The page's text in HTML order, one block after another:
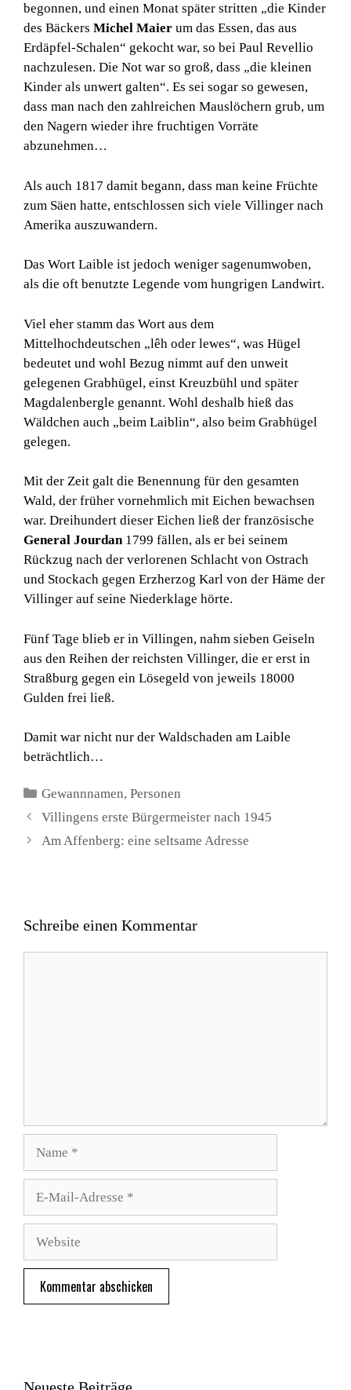
begonnen, und einen Monat später stritten „die Kinder
des Bäckers Michel Maier um das Essen, das aus
Erdäpfel-Schalen“ gekocht war, so bei Paul Revellio
nachzulesen. Die Not war so groß, dass „die kleinen
Kinder als unwert galten“. Es sei sogar so gewesen,
dass man nach den zahlreichen Mauslöchern grub, um
den Nagern wieder ihre fruchtigen Vorräte
abzunehmen…
Als auch 1817 damit begann, dass man keine Früchte
zum Säen hatte, entschlossen sich viele Villinger nach
Amerika auszuwandern.
Das Wort Laible ist jedoch weniger sagenumwoben,
als die oft benutzte Legende vom hungrigen Landwirt.
Viel eher stamm das Wort aus dem
Mittelhochdeutschen „lêh oder lewes“, was Hügel
bedeutet und wohl Bezug nimmt auf den unweit
gelegenen Grabhügel, einst Kreuzbühl und später
Magdalenbergle genannt. Wohl deshalb hieß das
Wäldchen auch „beim Laiblin“, also beim Grabhügel
gelegen.
Mit der Zeit galt die Benennung für den gesamten
Wald, der früher vornehmlich mit Eichen bewachsen
war. Dreihundert dieser Eichen ließ der französische
General Jourdan1799 fällen, als er bei seinem
Rückzug nach der verlorenen Schlacht von Ostrach
und Stockach gegen Erzherzog Karl von der Häme der
Villinger auf seine Niederklage hörte.
Fünf Tage blieb er in Villingen, nahm sieben Geiseln
aus den Reihen der reichsten Villinger, die er erst in
Straßburg gegen ein Lösegeld von jeweils 18000
Gulden frei ließ.
Damit war nicht nur der Waldschaden am Laible
beträchtlich…
Kategorien
Gewannnamen,Personen
Villingens erste Bürgermeister nach 1945
Am Affenberg: eine seltsame Adresse
Schreibe einen Kommentar
Adresse